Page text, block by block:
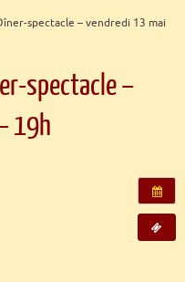
spectacle – vendredi 13 mai
spectacle –
19h